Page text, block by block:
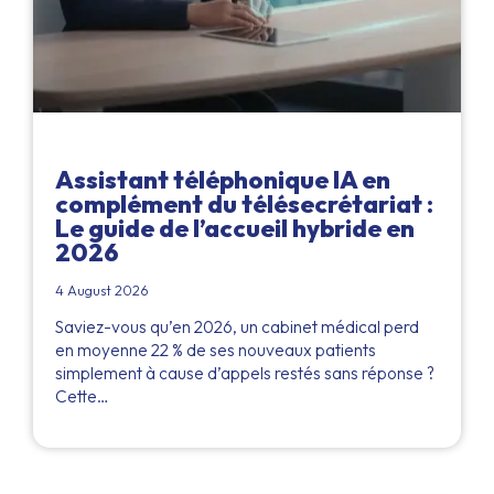
Assistant téléphonique IA en
complément du télésecrétariat :
Le guide de l’accueil hybride en
2026
4 August 2026
Saviez-vous qu’en 2026, un cabinet médical perd
en moyenne 22 % de ses nouveaux patients
simplement à cause d’appels restés sans réponse ?
Cette…